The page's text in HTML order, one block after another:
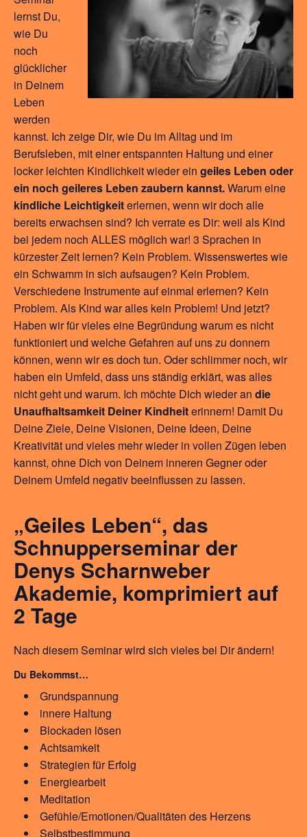
lernst Du,
wie Du
noch
glücklicher
in Deinem
Leben
werden
kannst. Ich zeige Dir, wie Du im Alltag und im
Berufsleben, mit einer entspannten Haltung und einer
locker leichten Kindlichkeit wieder ein geiles Leben oder
ein noch geileres Leben zaubern kannst.Warum eine
kindliche Leichtigkeiterlernen, wenn wir doch alle
bereits erwachsen sind? Ich verrate es Dir: weil als Kind
bei jedem noch ALLES möglich war! 3 Sprachen in
kürzester Zeit lernen? Kein Problem. Wissenswertes wie
ein Schwamm in sich aufsaugen? Kein Problem.
Verschiedene Instrumente auf einmal erlernen? Kein
Problem. Als Kind war alles kein Problem! Und jetzt?
Haben wir für vieles eine Begründung warum es nicht
funktioniert und welche Gefahren auf uns zu donnern
können, wenn wir es doch tun. Oder schlimmer noch, wir
haben ein Umfeld, dass uns ständig erklärt, was alles
nicht geht und warum. Ich möchte Dich wieder an die
Unaufhaltsamkeit Deiner Kindheiterinnern! Damit Du
Deine Ziele, Deine Visionen, Deine Ideen, Deine
Kreativität und vieles mehr wieder in vollen Zügen leben
kannst, ohne Dich von Deinem inneren Gegner oder
Deinem Umfeld negativ beeinflussen zu lassen.
„Geiles Leben“, das
Schnupperseminar der
Denys Scharnweber
Akademie, komprimiert auf
2 Tage
Nach diesem Seminar wird sich vieles bei Dir ändern!
Du Bekommst…
Grundspannung
innere Haltung
Blockaden lösen
Achtsamkeit
Strategien für Erfolg
Energiearbeit
Meditation
Gefühle/Emotionen/Qualitäten des Herzens
Selbstbestimmung